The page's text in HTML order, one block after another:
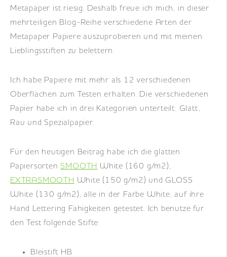
Metapaper ist riesig. Deshalb freue ich mich, in dieser
mehrteiligen Blog-Reihe verschiedene Arten der
Metapaper Papiere auszuprobieren und mit meinen
Lieblingsstiften zu belettern.
Ich habe Papiere mit mehr als 12 verschiedenen
Oberflächen zum Testen erhalten. Die verschiedenen
Papier habe ich in drei Kategorien unterteilt: Glatt,
Rau und Spezialpapier.
Für den heutigen Beitrag habe ich die glatten
PapiersortenSMOOTH White (160 g/m2),
EXTRASMOOTH White (150 g/m2) und GLOSS
White (130 g/m2), alle in der Farbe White, auf ihre
Hand Lettering Fähigkeiten getestet. Ich benutze für
den Test folgende Stifte:
Bleistift HB